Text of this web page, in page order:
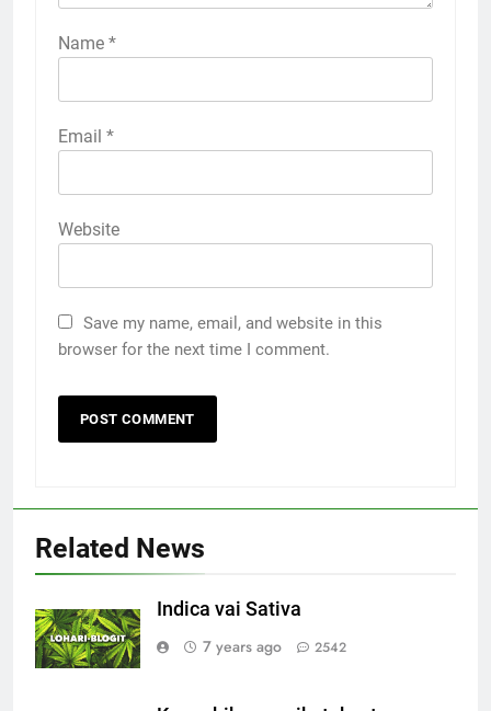
Name *
Email *
Website
Save my name, email, and website in this
browser for the next time I comment.
Related News
Indica vai Sativa
7 years ago
2542